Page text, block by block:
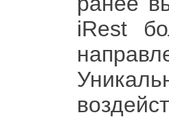
iRest